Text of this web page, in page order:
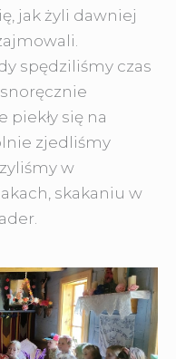
jak żyli dawniej
spędziliśmy czas
piekły się na
zjedliśmy
w
skakaniu w